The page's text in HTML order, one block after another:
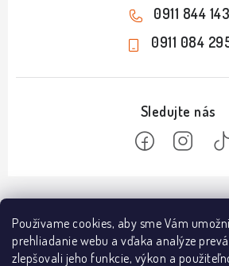
Používame cookies, aby sme Vám
prehliadanie webu a vďaka analýze
zlepšovali jeho funkcie, výkon a
0911 844 143
0911 084
Z
á
Informácie
Doprava a platba